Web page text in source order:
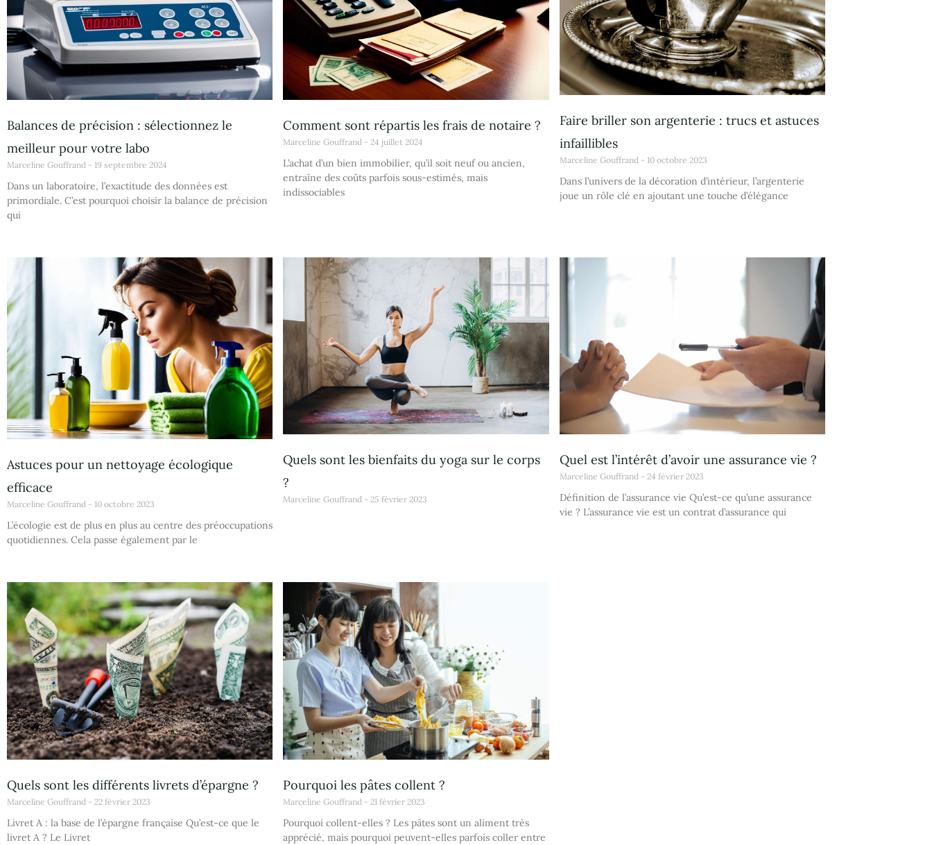
Balances de précision : sélectionnez le
meilleur pour votre labo
Marceline Gouffrand 19 septembre 2024
Dans un laboratoire, l’exactitude des données est
primordiale. C’est pourquoi choisir la balance de précision
qui
Comment sont répartis les frais de notaire ?
Marceline Gouffrand 24 juillet 2024
L’achat d’un bien immobilier, qu’il soit neuf ou ancien,
entraîne des coûts parfois sous-estimés, mais
indissociables
Faire briller son argenterie : trucs et astuces
infaillibles
Marceline Gouffrand 10 octobre 2023
Dans l’univers de la décoration d’intérieur, l’argenterie
joue un rôle clé en ajoutant une touche d’élégance
Astuces pour un nettoyage écologique
efficace
Marceline Gouffrand 10 octobre 2023
L’écologie est de plus en plus au centre des préoccupations
quotidiennes. Cela passe également par le
Quels sont les bienfaits du yoga sur le corps
?
Marceline Gouffrand 25 février 2023
Quel est l’intérêt d’avoir une assurance vie ?
Marceline Gouffrand 24 février 2023
Définition de l’assurance vie Qu’est-ce qu’une assurance
vie ? L’assurance vie est un contrat d’assurance qui
Quels sont les différents livrets d’épargne ?
Marceline Gouffrand 22 février 2023
Livret A : la base de l’épargne française Qu’est-ce que le
livret A ? Le Livret
Pourquoi les pâtes collent ?
Marceline Gouffrand 21 février 2023
Pourquoi collent-elles ? Les pâtes sont un aliment très
apprécié, mais pourquoi peuvent-elles parfois coller entre